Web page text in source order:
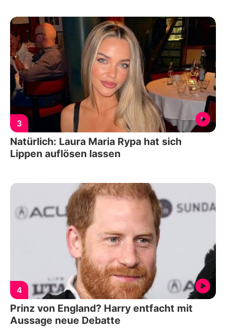
3
Natürlich: Laura Maria Rypa hat sich
Lippen auflösen lassen
4
Prinz von England? Harry entfacht mit
Aussage neue Debatte